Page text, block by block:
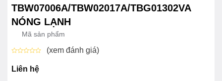
TBW07006A/TBW02017A/TBG01302VA
NÓNG LẠNH
Mã sản phẩm
xếp
hạng
(xem đánh giá)
Liên hệ